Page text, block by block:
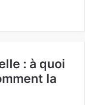
: à quoi
la